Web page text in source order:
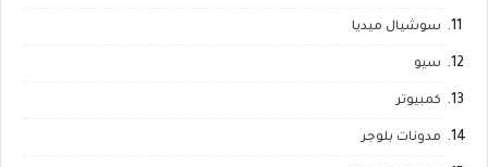
سوشيال ميديا
سيو
كمبيوتر
مدونات بلوجر